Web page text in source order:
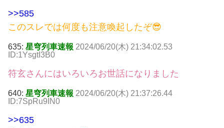
>>585
このスレでは何度も注意喚起したぞ😎
635: 星穹列車速報 2024/06/20(木) 21:34:02.53
ID:1YsgtI3B0
符玄さんにはいろいろお世話になりました
640: 星穹列車速報 2024/06/20(木) 21:37:26.44
ID:7SpRu9IN0
>>635